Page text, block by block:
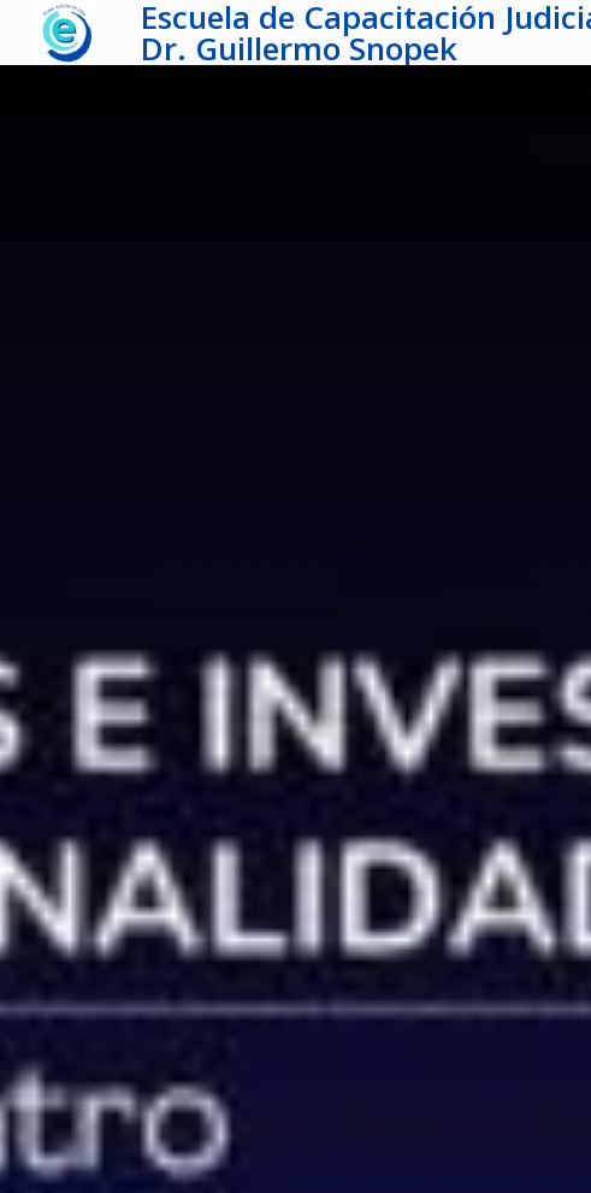
Escuela de Capacitación
Dr. Guillermo Snopek